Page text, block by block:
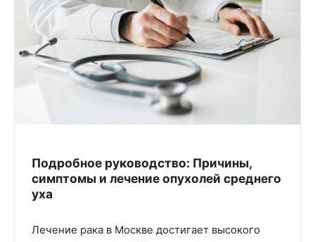
Подробное руководство: Причины,
симптомы и лечение опухолей среднего
уха
Лечение рака в Москве достигает высокого